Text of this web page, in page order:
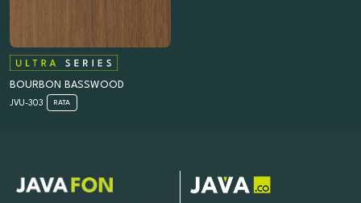
BOURBON BASSWOOD
JVU-303 RATA